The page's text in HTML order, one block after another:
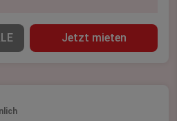
Jetzt mieten